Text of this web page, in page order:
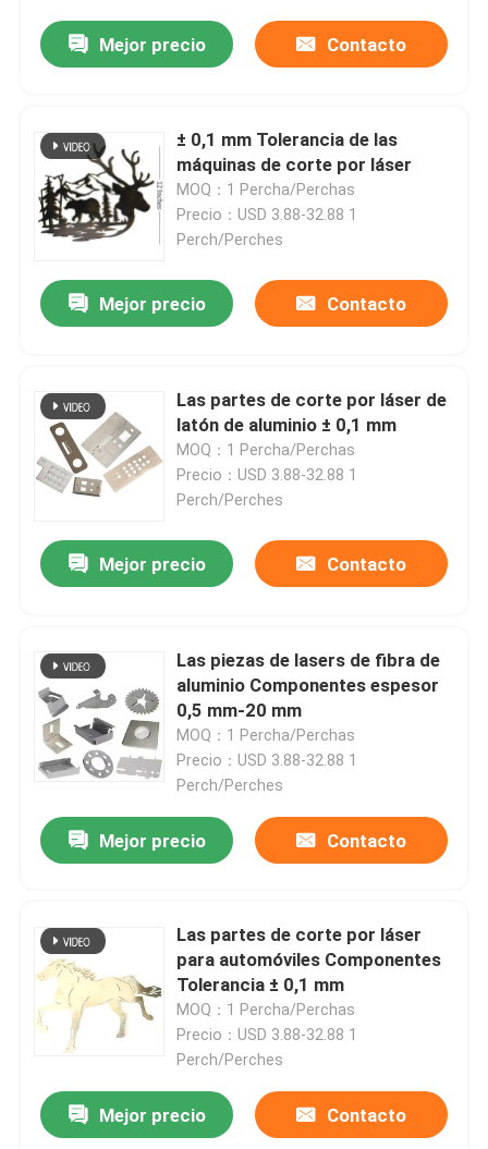
Mejor precio Contacto
± 0,1 mm Tolerancia de las
máquinas de corte por láser
MOQ：1 Percha/Perchas
Precio：USD 3.88-32.88 1
Perch/Perches
Mejor precio Contacto
Las partes de corte por láser de
latón de aluminio ± 0,1 mm
MOQ：1 Percha/Perchas
Precio：USD 3.88-32.88 1
Perch/Perches
Mejor precio Contacto
Las piezas de lasers de fibra de
aluminio Componentes espesor
0,5 mm-20 mm
MOQ：1 Percha/Perchas
Precio：USD 3.88-32.88 1
Perch/Perches
Mejor precio Contacto
Las partes de corte por láser
para automóviles Componentes
Tolerancia ± 0,1 mm
MOQ：1 Percha/Perchas
Precio：USD 3.88-32.88 1
Perch/Perches
Mejor precio Contacto